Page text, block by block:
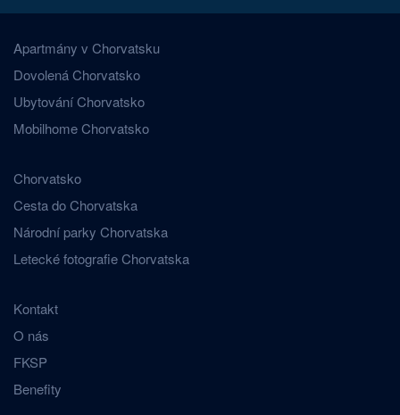
Apartmány v Chorvatsku
Dovolená Chorvatsko
Ubytování Chorvatsko
Mobilhome Chorvatsko
Chorvatsko
Cesta do Chorvatska
Národní parky Chorvatska
Letecké fotografie Chorvatska
Kontakt
O nás
FKSP
Benefity